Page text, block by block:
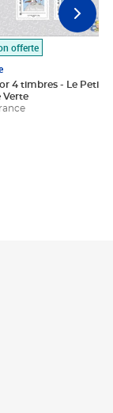
offerte
4 timbres - Le Petit
Verte